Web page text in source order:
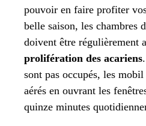
pouvoir en faire profiter
belle saison, les chambres
doivent être régulièrement
prolifération des acariens
sont pas occupés, les
aérés en ouvrant les
quinze minutes